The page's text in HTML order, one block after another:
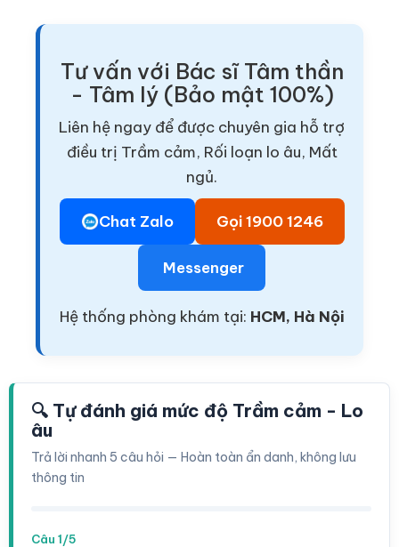
Tư vấn với Bác sĩ Tâm thần
- Tâm lý (Bảo mật 100%)
Liên hệ ngay để được chuyên gia hỗ trợ
điều trị Trầm cảm, Rối loạn lo âu, Mất
ngủ.
Chat Zalo Gọi 1900 1246
Messenger
Hệ thống phòng khám tại: HCM, Hà Nội
🔍 Tự đánh giá mức độ Trầm cảm - Lo
âu
Trả lời nhanh 5 câu hỏi — Hoàn toàn ẩn danh, không lưu
thông tin
Câu 1/5